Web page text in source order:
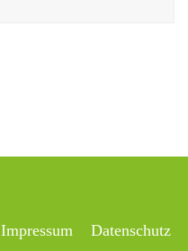
Impressum Datenschutz